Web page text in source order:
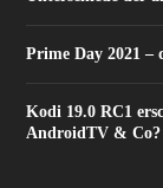
Prime Day 2021 –
Kodi 19.0 RC1
AndroidTV & Co?